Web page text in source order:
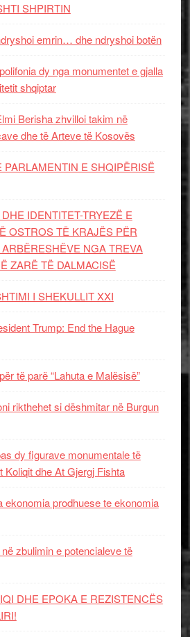
SHPIRTIN
emrin… dhe ndryshoi botën
dy nga monumentet e gjalla
shqiptar
Berisha zhvilloi takim në
dhe të Arteve të Kosovës
E SHQIPËRISË
IDENTITET-TRYEZË E
OSTROS TË KRAJËS PËR
NGA TREVA
ZARË TË DALMACISË
I SHEKULLIT XXI
Trump: End the Hague
të parë “Lahuta e Malësisë”
rikthehet si dëshmitar në Burgun
dy figurave monumentale të
Koliqit dhe At Gjergj Fishta
ekonomia prodhuese te ekonomia
zbulimin e potencialeve të
DHE EPOKA E REZISTENCЁS